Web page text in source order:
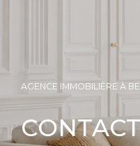
AGENCE IMMOBILIÈRE À